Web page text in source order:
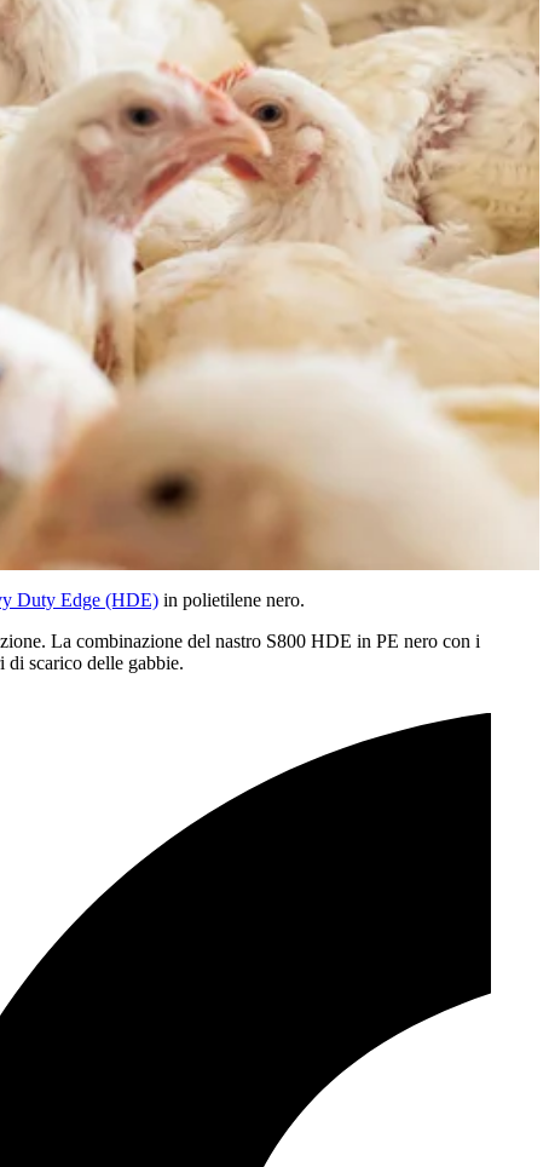
Duty Edge (HDE) in polietilene nero.
La combinazione del nastro S800 HDE in PE nero con i
di scarico delle gabbie.